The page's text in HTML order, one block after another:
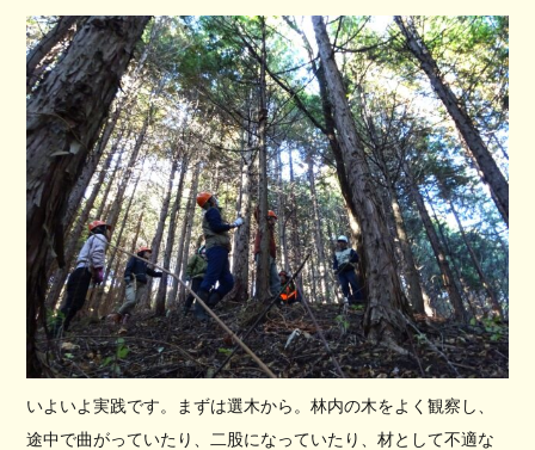
いよいよ実践です。まずは選木から。林内の木をよく観察し、
途中で曲がっていたり、二股になっていたり、材として不適な